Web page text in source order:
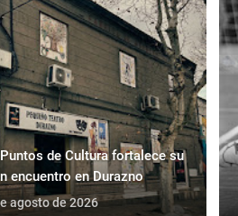
de Cultura fortalece su
encuentro en Durazno
agosto de 2026